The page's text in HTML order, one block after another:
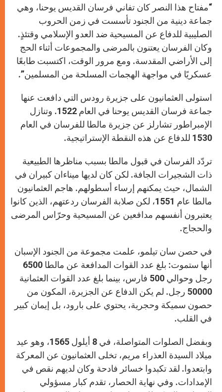
“مفتاح هذا النصر كان تفاني فرسان القديس يوحنا، وهي
جماعة دينية من الجنود تأسست في زمن الحروب
الصليبية للدفاع عن المسيحية ضد العدو الإسلامي وقتئذٍ.
وكان الفرسان يعتنون بالمرضى والمجموعات أثناء الحج
إلى الأراضي المقدسة. ومع مرور الوقت، اكتسبت طابعًا
عسكريًا في مواجهة الهجمات المسلحة من المسلمين”.
استولى العثمانيون على جزيرة رودس التي دافعت عنها
جماعة فرسان القديس يوحنا في العام 1522. وتنازل
الإمبراطور تشارلز عن جزيرة مالطا للفرسان في العام
1530 للدفاع عن هذه النقطة الإستراتيجية.
تردّد الفرسان في قبول مالطا بسبب مناظرها الطبيعية
ذات الشجيرات الجافة. لكن كان لديها ميناءان كبيران في
الشمال، حيث يمكنهم إرساء أسطولهم. هاجم العثمانيون
مالطا عام 1551، لكن صلابة الفرسان ردعتهم، الذين كانوا
يعتبرون أنفسهم مدافعين عن المسيحية وحرّاس المرضى
والحجاج.
في حصن سان تيلمو، علمت مجموعة من الجنود الإسبان
أنها ستموت: بلغ عدد القوات المدافعة عن مالطا 6500
رجل وحوالي 500 فارس، بينما بلغ عدد القوات العثمانية
50000 رجل. لم يكن الدفاع عن الجزيرة، المكون من
حصون سميكة وحجرية، يحتوي على بارود، بل إيمان كبير
في القلب.
وبفضل الصلوات المتواصلة، في 8 أيلول 1565، وهو عيد
ميلاد السيدة العذراء مريم، تخلى العثمانيون عن المعركة
وابتعدوا. لقد تكبدوا خسائر فادحة وكان لديهم نقص في
الإمدادات. وفي نهاية الحصار، تقدم كبار مسؤولي